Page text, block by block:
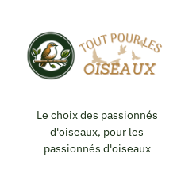
Le choix des passionnés
d'oiseaux, pour les
passionnés d'oiseaux